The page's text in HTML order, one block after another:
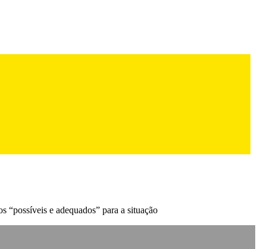
“possíveis e adequados” para a situação